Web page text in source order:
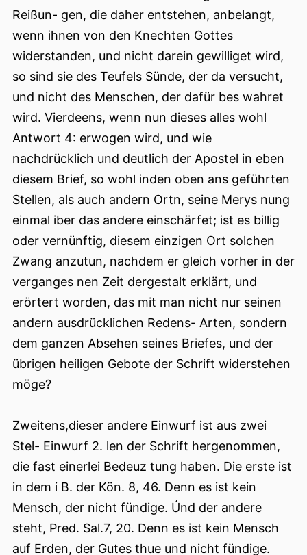
Reißun- gen, die daher entstehen, anbelangt,
wenn ihnen von den Knechten Gottes
widerstanden, und nicht darein gewilliget wird,
so sind sie des Teufels Sünde, der da versucht,
und nicht des Menschen, der dafür bes wahret
wird. Vierdeens, wenn nun dieses alles wohl
Antwort 4: erwogen wird, und wie
nachdrücklich und deutlich der Apostel in eben
diesem Brief, so wohl inden oben ans geführten
Stellen, als auch andern Ortn, seine Merys nung
einmal iber das andere einschärfet; ist es billig
oder vernünftig, diesem einzigen Ort solchen
Zwang anzutun, nachdem er gleich vorher in der
verganges nen Zeit dergestalt erklärt, und
erörtert worden, das mit man nicht nur seinen
andern ausdrücklichen Redens- Arten, sondern
dem ganzen Absehen seines Briefes, und der
übrigen heiligen Gebote der Schrift widerstehen
möge?
Zweitens,dieser andere Einwurf ist aus zwei
Stel- Einwurf 2. len der Schrift hergenommen,
die fast einerlei Bedeuz tung haben. Die erste ist
in dem i B. der Kön. 8, 46. Denn es ist kein
Mensch, der nicht fündige. Únd der andere
steht, Pred. Sal.7, 20. Denn es ist kein Mensch
auf Erden, der Gutes thue und nicht fündige.